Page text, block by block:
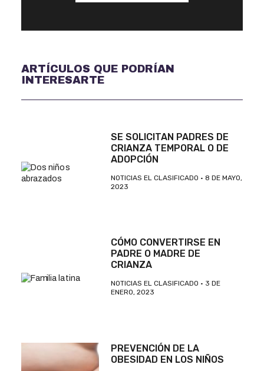
ARTÍCULOS QUE PODRÍAN
INTERESARTE
SE SOLICITAN PADRES DE
CRIANZA TEMPORAL O DE
ADOPCIÓN
NOTICIAS EL CLASIFICADO
8 DE MAYO,
2023
CÓMO CONVERTIRSE EN
PADRE O MADRE DE
CRIANZA
NOTICIAS EL CLASIFICADO
3 DE
ENERO, 2023
PREVENCIÓN DE LA
OBESIDAD EN LOS NIÑOS